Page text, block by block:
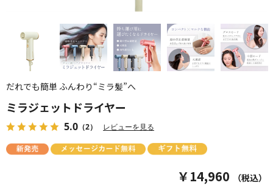
ミラジェットドライヤー
5.0 （2） レビューを見る
だれでも簡単 ふんわり“ミラ髪”へ
￥14,960
（税込）